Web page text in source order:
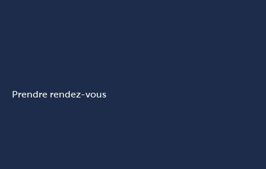
Prendre rendez-vous